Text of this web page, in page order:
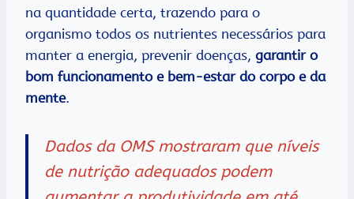
na quantidade certa, trazendo para o
organismo todos os nutrientes necessários para
manter a energia, prevenir doenças, garantir o
bom funcionamento e bem-estar do corpo e da
mente.
Dados da OMS mostraram que níveis
de nutrição adequados podem